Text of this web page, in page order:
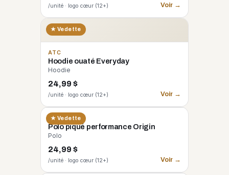
/unité · logo cœur (12+) Voir →
★ Vedette
ATC
Hoodie ouaté Everyday
Hoodie
24,99 $
/unité · logo cœur (12+) Voir →
★ Vedette
CORE 365
Polo piqué performance Origin
Polo
24,99 $
/unité · logo cœur (12+) Voir →